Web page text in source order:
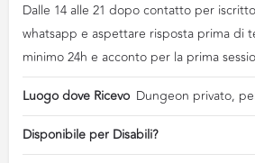
Dalle 14 alle 21 dopo contatto per
whatsapp e aspettare risposta prima di
minimo 24h e acconto per la prima
Luogo dove Ricevo Dungeon privato,
Disponibile per Disabili?